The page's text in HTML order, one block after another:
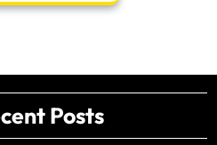
Posts